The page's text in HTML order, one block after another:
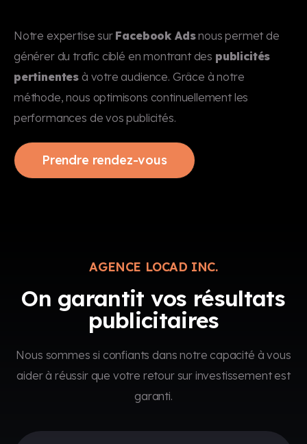
Notre expertise sur Facebook Adsnous permet de
générer du trafic ciblé en montrant des publicités
pertinentes à votre audience. Grâce à notre
méthode, nous optimisons continuellement les
performances de vos publicités.
Prendre rendez-vous
AGENCE LOCAD INC.
On garantit vos résultats
publicitaires
Nous sommes si confiants dans notre capacité à vous
aider à réussir que votre retour sur investissement est
garanti.